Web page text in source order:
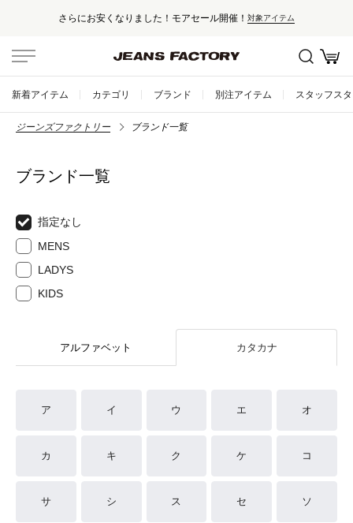
さらにお安くなりました！モアセール開催！ 対象アイテム
新着アイテム カテゴリ ブランド 別注アイテム スタッフス
ジーンズファクトリー ブランド一覧
ブランド一覧
指定なし
MENS
LADYS
KIDS
アルファベット カタカナ
ア イ ウ エ オ
カ キ ク ケ コ
サ シ ス セ ソ